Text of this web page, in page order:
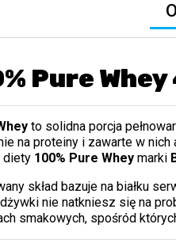
Pure
to solidna porcja
na proteiny i zawarte w
diety 100% Pure Whey marki
skład bazuje na białku
nie natkniesz się na
smakowych, spośród